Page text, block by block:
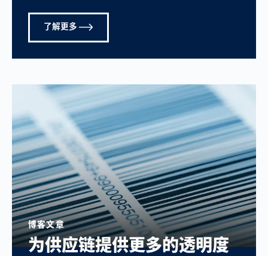
了解更多
博客文章
为供应链提供更多的透明度